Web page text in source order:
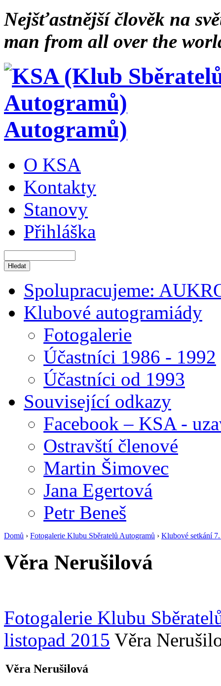
Nejšťastnější člověk na
man from all over the
Autogramů)
O KSA
Kontakty
Stanovy
Přihláška
Spolupracujeme:
Klubové autogramiády
Fotogalerie
Účastníci 1986 - 1992
Účastníci od 1993
Související odkazy
Facebook – KSA -
Ostravští členové
Martin Šimovec
Jana Egertová
Petr Beneš
Domů › Fotogalerie Klubu Sběratelů Autogramů › Klubové setkání
Věra Nerušilová
Fotogalerie Klubu
listopad 2015 Věra
Věra Nerušilová